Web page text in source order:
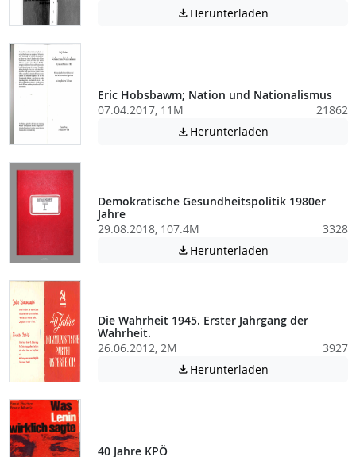
 Herunterladen
Eric Hobsbawm; Nation und Nationalismus
07.04.2017, 11M
21862
 Herunterladen
Demokratische Gesundheitspolitik 1980er
Jahre
29.08.2018, 107.4M
3328
 Herunterladen
Die Wahrheit 1945. Erster Jahrgang der
Wahrheit.
26.06.2012, 2M
3927
 Herunterladen
40 Jahre KPÖ